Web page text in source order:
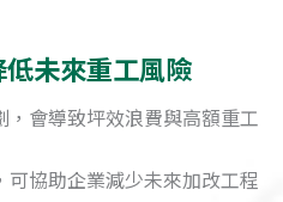
未來重工風險
會導致坪效浪費與高額重工
協助企業減少未來加改工程